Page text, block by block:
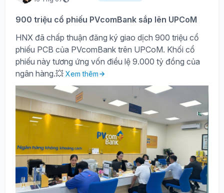
900 triệu cổ phiếu PVcomBank sắp lên UPCoM
HNX đã chấp thuận đăng ký giao dịch 900 triệu cổ
phiếu PCB của PVcomBank trên UPCoM. Khối cổ
phiếu này tương ứng vốn điều lệ 9.000 tỷ đồng của
ngân hàng.💥 Xem thêm